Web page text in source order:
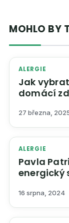
MOHLO BY
ALERGIE
Jak
domácí
27 března,
ALERGIE
Pavla
energický
16 srpna, 2024